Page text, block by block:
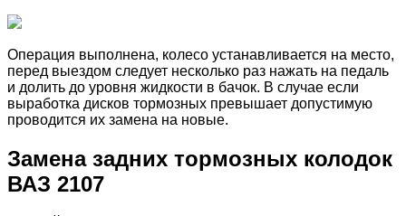
Операция выполнена, колесо устанавливается на место,
перед выездом следует несколько раз нажать на педаль
и долить до уровня жидкости в бачок. В случае если
выработка дисков тормозных превышает допустимую
проводится их замена на новые.
Замена задних тормозных колодок
ВАЗ 2107